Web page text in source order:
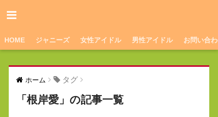
HOME ジャニーズ 女性アイドル 男性アイドル お問い合
ホーム タグ
「根岸愛」の記事一覧